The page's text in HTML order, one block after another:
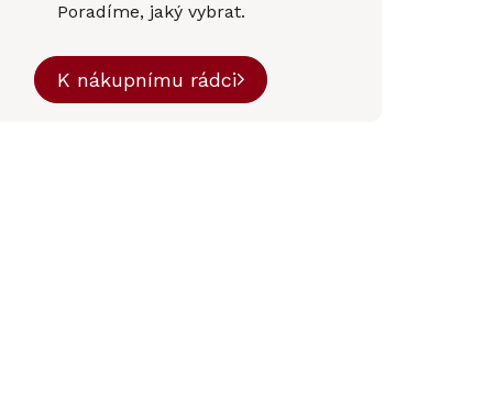
Poradíme, jaký vybrat.
K nákupnímu rádci